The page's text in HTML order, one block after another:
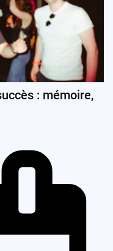
: mémoire,